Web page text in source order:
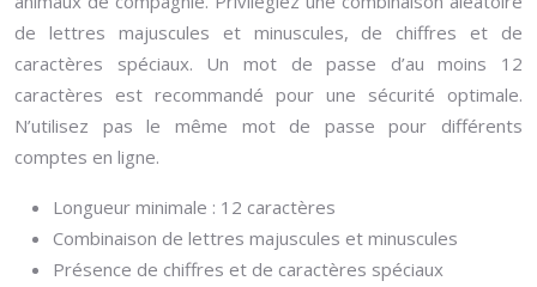
de lettres majuscules et minuscules, de chiffres et de
caractères spéciaux. Un mot de passe d’au moins 12
caractères est recommandé pour une sécurité optimale.
N’utilisez pas le même mot de passe pour différents
comptes en ligne.
Longueur minimale : 12 caractères
Combinaison de lettres majuscules et minuscules
Présence de chiffres et de caractères spéciaux